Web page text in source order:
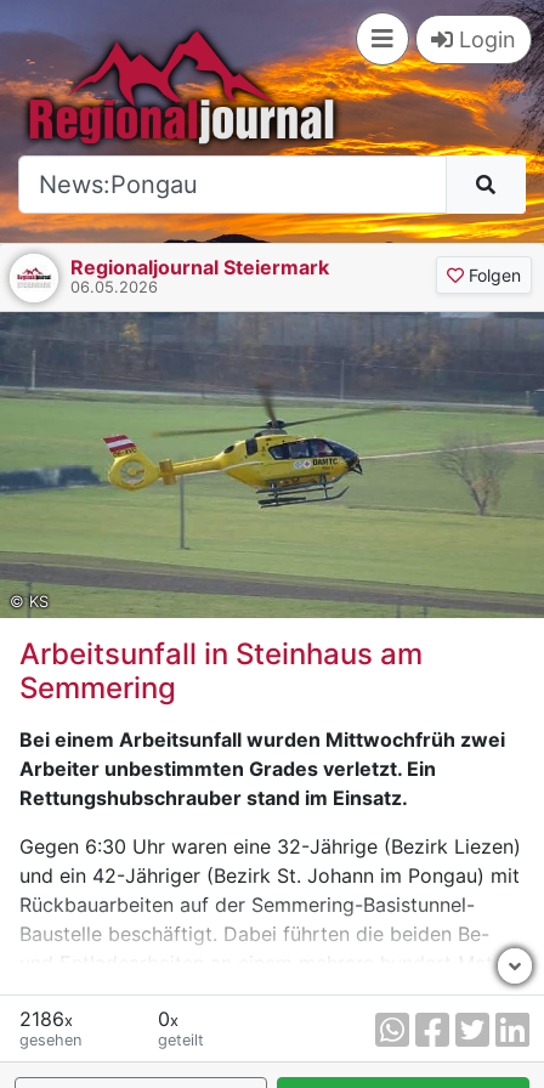
Login
Regionaljournal Steiermark
06.05.2026
Folgen
© KS
Arbeitsunfall in Steinhaus am
Semmering
Bei einem Arbeitsunfall wurden Mittwochfrüh zwei
Arbeiter unbestimmten Grades verletzt. Ein
Rettungshubschrauber stand im Einsatz.
Gegen 6:30 Uhr waren eine 32-Jährige (Bezirk Liezen)
und ein 42-Jähriger (Bezirk St. Johann im Pongau) mit
Rückbauarbeiten auf der Semmering-Basistunnel-
Baustelle beschäftigt. Dabei führten die beiden Be-
und Entladearbeiten an einem mehrere hundert Meter
in die Tiefe ragenden Förderlift durch. Die Ladefläche
dieses Lifts ist im Ausstiegsbereich an der
Erdoberfläche mit einer mechanischen
Rückhalteklappe gesichert. Als sich diese Klappe
2186x
gesehen
0x
geteilt